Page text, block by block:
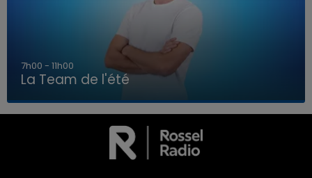
LA TEAM DE L'ÉTÉ
7h00 - 11h00
La Team de l'été